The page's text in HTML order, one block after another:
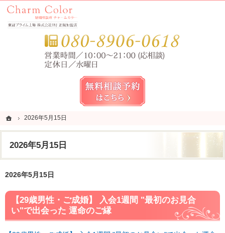
ホーム
2026年5月15日
2026年5月15日
錦糸町・亀戸・平井の結婚相談所なら当相談所へ。
錦糸町・亀戸・平井の結婚相談所なら短期成婚を目指すCharm Color (チャームカラー)
2026年5月15日
【29歳男性・ご成婚】 入会1週間 "最初のお見合
い"で出会った 運命のご縁
ホーム
2026年5月15日